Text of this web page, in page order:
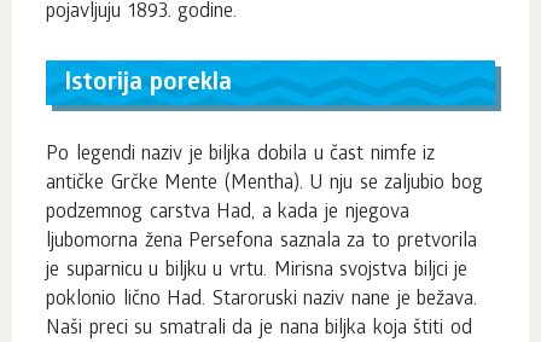
pojavljuju 1893. godine.
Istorija porekla
Po legendi naziv je biljka dobila u čast nimfe iz
antičke Grčke Mente (Mentha). U nju se zaljubio bog
podzemnog carstva Had, a kada je njegova
ljubomorna žena Persefona saznala za to pretvorila
je suparnicu u biljku u vrtu. Mirisna svojstva biljci je
poklonio lično Had. Staroruski naziv nane je bežava.
Naši preci su smatrali da je nana biljka koja štiti od